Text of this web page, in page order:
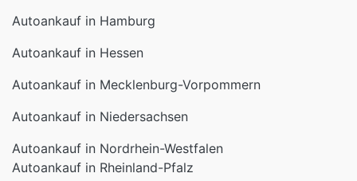
Autoankauf in Hamburg
Autoankauf in Hessen
Autoankauf in Mecklenburg-Vorpommern
Autoankauf in Niedersachsen
Autoankauf in Nordrhein-Westfalen
Autoankauf in Rheinland-Pfalz